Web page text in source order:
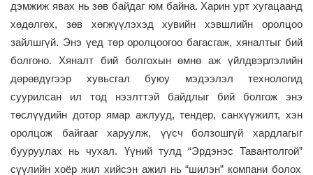
дэмжиж явах нь зөв байдаг юм байна. Харин урт хугацаанд
хөдөлгөх, зөв хөгжүүлэхэд хувийн хэвшлийн оролцоо
зайлшгүй. Энэ үед төр оролцоогоо багасгаж, хяналтыг бий
болгоно. Хяналт бий болгохын өмнө аж үйлдвэрлэлийн
дөрөвдүгээр хувьсгал буюу мэдээлэл технологид
суурилсан ил тод нээлттэй байдлыг бий болгож энэ
төслүүдийн дотор ямар ажлууд,тендер, санхүүжилт, хэн
оролцож байгааг харуулж, үүсч болзошгүйхардлагыг
бууруулах нь чухал. Үүний тулд “Эрдэнэс Тавантолгой”
сүүлийн хоёр жил хийсэн ажил нь “шилэн” компани болох